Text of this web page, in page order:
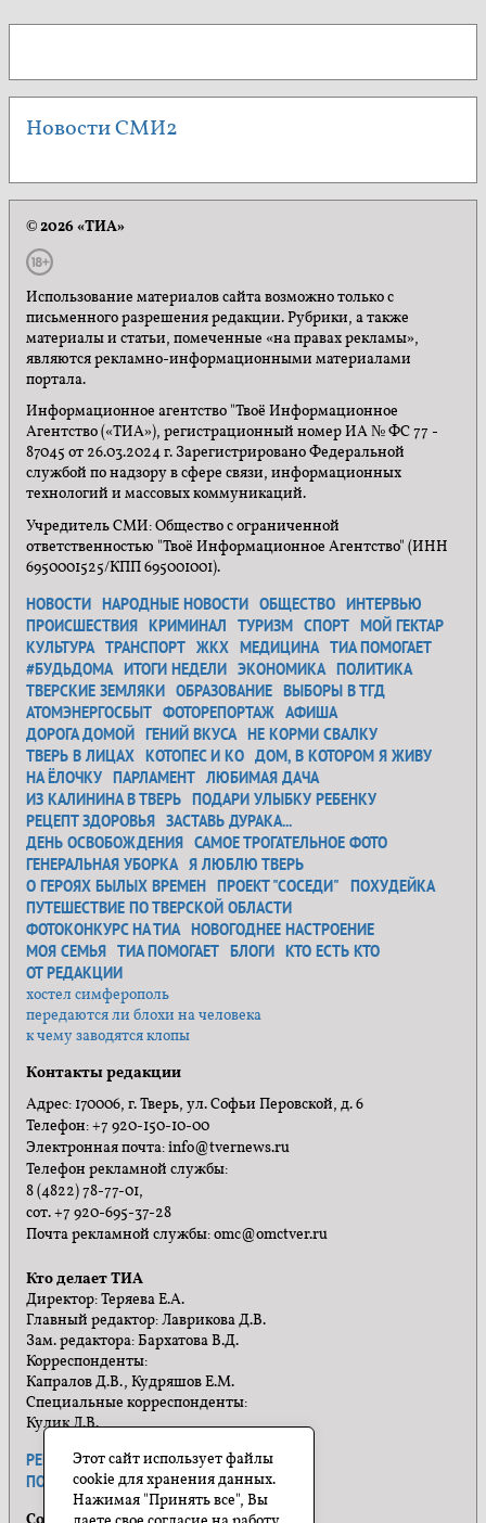
Новости СМИ2
© 2026 «ТИА»
Использование материалов сайта возможно только с
письменного разрешения редакции. Рубрики, а также
материалы и статьи, помеченные «на правах рекламы»,
являются рекламно-информационными материалами
портала.
Информационное агентство "Твоё Информационное
Агентство («ТИА»), регистрационный номер ИА № ФС 77 -
87045 от 26.03.2024 г. Зарегистрировано Федеральной
службой по надзору в сфере связи, информационных
технологий и массовых коммуникаций.
Учредитель СМИ: Общество с ограниченной
ответственностью "Твоё Информационное Агентство" (ИНН
6950001525/КПП 695001001).
НОВОСТИ НАРОДНЫЕ НОВОСТИ ОБЩЕСТВО ИНТЕРВЬЮ
ПРОИСШЕСТВИЯ КРИМИНАЛ ТУРИЗМ СПОРТ МОЙ ГЕКТАР
КУЛЬТУРА ТРАНСПОРТ ЖКХ МЕДИЦИНА ТИА ПОМОГАЕТ
#БУДЬДОМА ИТОГИ НЕДЕЛИ ЭКОНОМИКА ПОЛИТИКА
ТВЕРСКИЕ ЗЕМЛЯКИ ОБРАЗОВАНИЕ ВЫБОРЫ В ТГД
АТОМЭНЕРГОСБЫТ ФОТОРЕПОРТАЖ АФИША
ДОРОГА ДОМОЙ ГЕНИЙ ВКУСА НЕ КОРМИ СВАЛКУ
ТВЕРЬ В ЛИЦАХ КОТОПЕС И КО ДОМ, В КОТОРОМ Я ЖИВУ
НА ЁЛОЧКУ ПАРЛАМЕНТ ЛЮБИМАЯ ДАЧА
ИЗ КАЛИНИНА В ТВЕРЬ ПОДАРИ УЛЫБКУ РЕБЕНКУ
РЕЦЕПТ ЗДОРОВЬЯ ЗАСТАВЬ ДУРАКА...
ДЕНЬ ОСВОБОЖДЕНИЯ САМОЕ ТРОГАТЕЛЬНОЕ ФОТО
ГЕНЕРАЛЬНАЯ УБОРКА Я ЛЮБЛЮ ТВЕРЬ
О ГЕРОЯХ БЫЛЫХ ВРЕМЕН ПРОЕКТ "СОСЕДИ"
ПОХУДЕЙКА
ПУТЕШЕСТВИЕ ПО ТВЕРСКОЙ ОБЛАСТИ
ФОТОКОНКУРС НА ТИА НОВОГОДНЕЕ НАСТРОЕНИЕ
МОЯ СЕМЬЯ ТИА ПОМОГАЕТ БЛОГИ КТО ЕСТЬ КТО
ОТ РЕДАКЦИИ
хостел симферополь
передаются ли блохи на человека
к чему заводятся клопы
Контакты редакции
Адрес: 170006, г. Тверь, ул. Софьи Перовской, д. 6
Телефон: +7 920-150-10-00
Электронная почта: info@tvernews.ru
Телефон рекламной службы:
8 (4822) 78-77-01,
сот. +7 920-695-37-28
Почта рекламной службы: omc@omctver.ru
Кто делает ТИА
Директор: Теряева Е.А.
Главный редактор: Лаврикова Д.В.
Зам. редактора: Бархатова В.Д.
Корреспонденты:
Капралов Д.В., Кудряшов Е.М.
Специальные корреспонденты:
Кулик Л.В.
РЕКЛАМА ПРАВИЛА САЙТА
ПОЛИТИКА КОНФИДЕНЦИАЛЬНОСТИ
Этот сайт использует файлы
cookie для хранения данных.
Нажимая "Принять все", Вы